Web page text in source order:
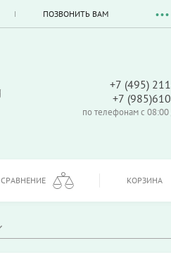
ПОЗВОНИТЬ ВАМ
+7 (495)
+7
по телефонам с
СРАВНЕНИЕ КОРЗИНА